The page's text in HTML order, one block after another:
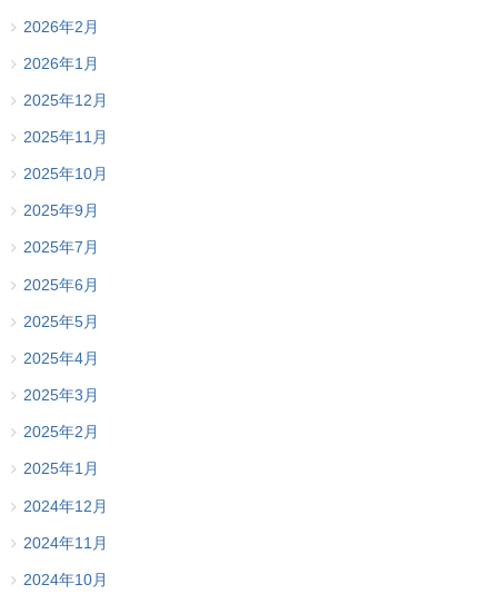
2026年2月
2026年1月
2025年12月
2025年11月
2025年10月
2025年9月
2025年7月
2025年6月
2025年5月
2025年4月
2025年3月
2025年2月
2025年1月
2024年12月
2024年11月
2024年10月